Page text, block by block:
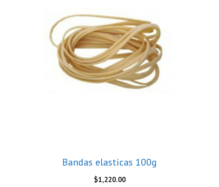
Bandas elasticas 100g
$1,220.00